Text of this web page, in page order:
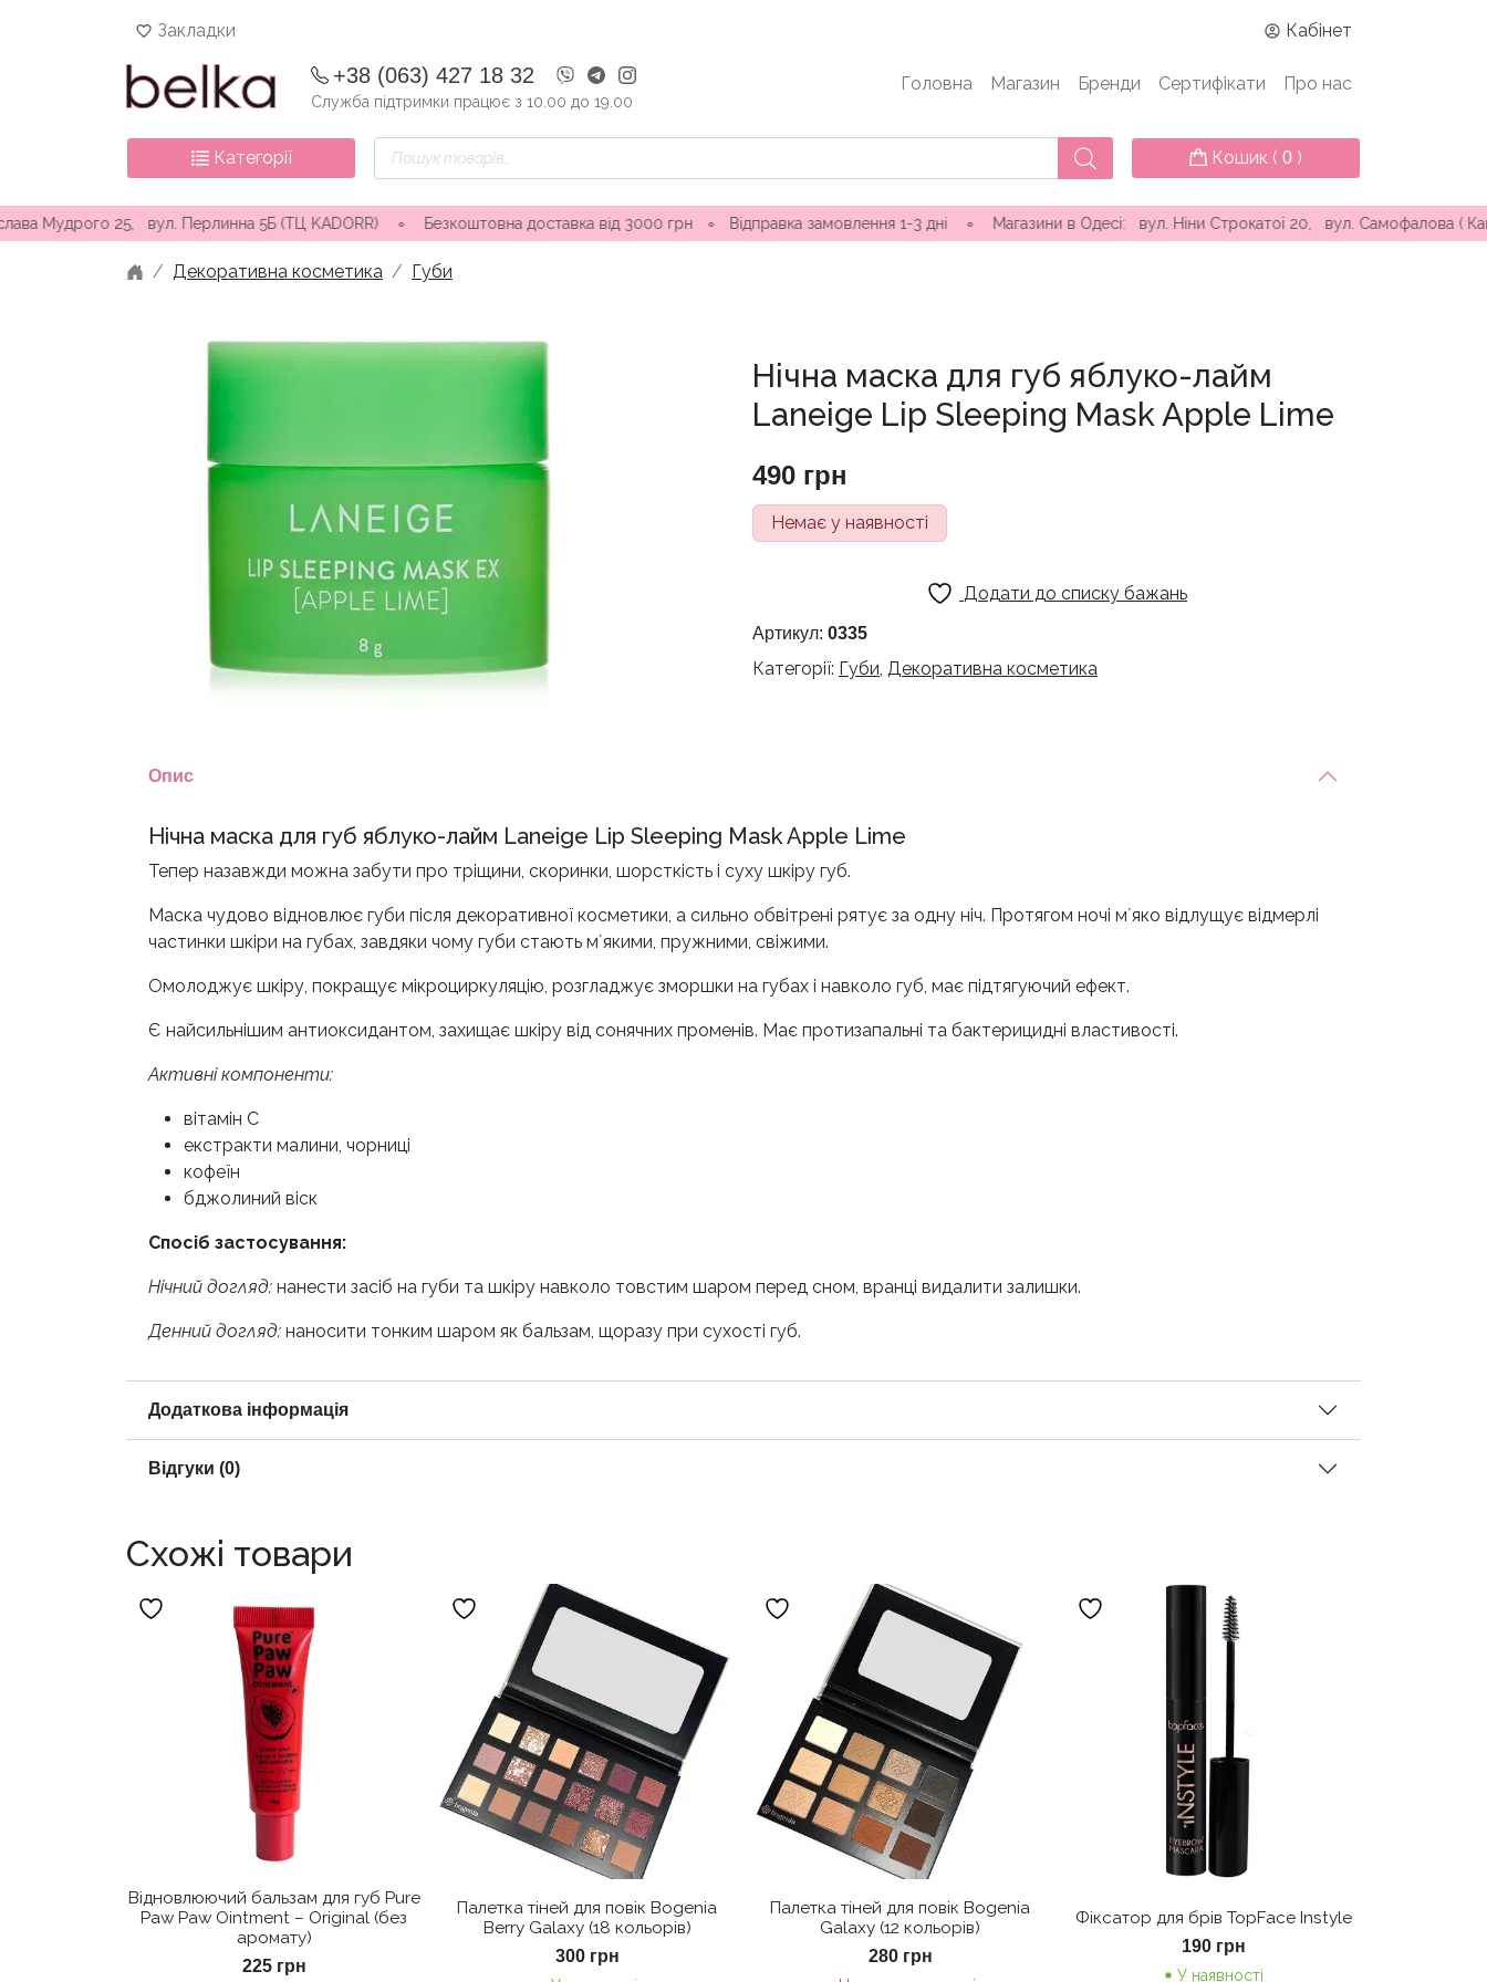
Закладки Кабінет
+38 (063) 427 18 32
Служба підтримки працює з 10.00 до 19.00
Головна Магазин Бренди Сертифікати Про нас
Категорії
Пошук
товарів
Кошик ( 0 )
25, вул. Перлинна 5Б (ТЦ KADORR) ∘ Безкоштовна доставка від 3000 грн∘Відправка замовлення 1-3 дні ∘ Магазини в Одесі: вул. Ніни Строкатої 20, вул. Самофалова ( Каманіна
Декоративна косметика Губи
Нічна маска для губ яблуко-лайм
Laneige Lip Sleeping Mask Apple Lime
490 грн
Немає у наявності
Додати до списку бажань
Артикул: 0335
Категорії: Губи, Декоративна косметика
Опис
Нічна маска для губ яблуко-лайм Laneige Lip Sleeping Mask Apple Lime
Тепер назавжди можна забути про тріщини, скоринки, шорсткість і суху шкіру губ.
Маска чудово відновлює губи після декоративної косметики, а сильно обвітрені рятує за одну ніч. Протягом ночі мʼяко відлущує відмерлі
частинки шкіри на губах, завдяки чому губи стають мʼякими, пружними, свіжими.
Омолоджує шкіру, покращує мікроциркуляцію, розгладжує зморшки на губах і навколо губ, має підтягуючий ефект.
Є найсильнішим антиоксидантом, захищає шкіру від сонячних променів. Maє протизапальні та бактерицидні властивості.
Активні компоненти:
вітамін С
екстракти малини, чорниці
кофеїн
бджолиний віск
Спосіб застосування:
Нічний догляд: нанести засіб на губи та шкіру навколо товстим шаром перед сном, вранці видалити залишки.
Денний догляд: наносити тонким шаром як бальзам, щоразу при сухості губ.
Додаткова інформація
Відгуки (0)
Схожі товари
Відновлюючий бальзам для губ Pure
Paw Paw Ointment – Original (без
аромату)
225 грн
Палетка тіней для повік Bogenia
Berry Galaxy (18 кольорів)
300 грн
Палетка тіней для повік Bogenia
Galaxy (12 кольорів)
280 грн
Фіксатор для брів TopFace Instyle
190 грн
У наявності